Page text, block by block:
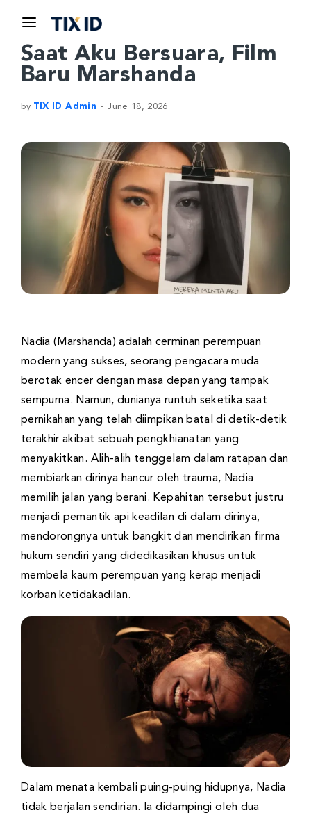
Saat Aku Bersuara, Film
Baru Marshanda
by TIX ID Admin June 18, 2026
Nadia (Marshanda) adalah cerminan perempuan
modern yang sukses, seorang pengacara muda
berotak encer dengan masa depan yang tampak
sempurna. Namun, dunianya runtuh seketika saat
pernikahan yang telah diimpikan batal di detik-detik
terakhir akibat sebuah pengkhianatan yang
menyakitkan. Alih-alih tenggelam dalam ratapan dan
membiarkan dirinya hancur oleh trauma, Nadia
memilih jalan yang berani. Kepahitan tersebut justru
menjadi pemantik api keadilan di dalam dirinya,
mendorongnya untuk bangkit dan mendirikan firma
hukum sendiri yang didedikasikan khusus untuk
membela kaum perempuan yang kerap menjadi
korban ketidakadilan.
Dalam menata kembali puing-puing hidupnya, Nadia
tidak berjalan sendirian. Ia didampingi oleh dua